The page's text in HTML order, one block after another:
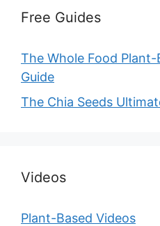
Free Guides
The Whole Food Plant-
Guide
The Chia Seeds
Videos
Plant-Based Videos